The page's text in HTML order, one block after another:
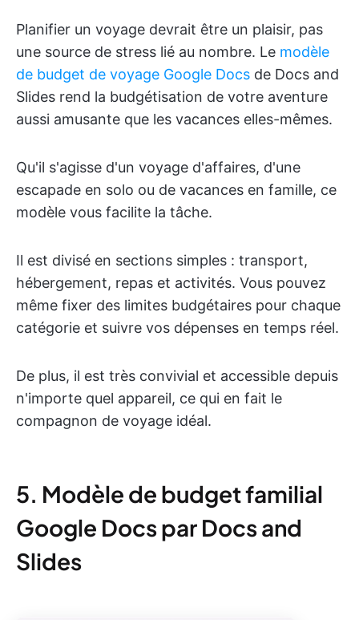
Planifier un voyage devrait être un plaisir, pas
une source de stress lié au nombre. Le modèle
de budget de voyage Google Docs de Docs and
Slides rend la budgétisation de votre aventure
aussi amusante que les vacances elles-mêmes.
Qu'il s'agisse d'un voyage d'affaires, d'une
escapade en solo ou de vacances en famille, ce
modèle vous facilite la tâche.
Il est divisé en sections simples : transport,
hébergement, repas et activités. Vous pouvez
même fixer des limites budgétaires pour chaque
catégorie et suivre vos dépenses en temps réel.
De plus, il est très convivial et accessible depuis
n'importe quel appareil, ce qui en fait le
compagnon de voyage idéal.
5. Modèle de budget familial
Google Docs par Docs and
Slides